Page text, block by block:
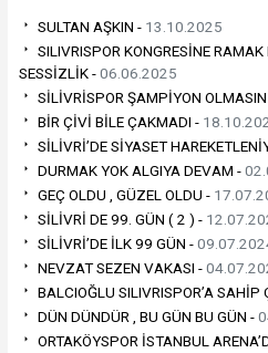
SULTAN AŞKIN - 13.10.2025
SILIVRISPOR KONGRESİNE
SESSİZLİK -06.06.2025
SİLİVRİSPOR ŞAMPİYON
BİR ÇİVİ BİLE ÇAKMADI -
SİLİVRİ’DE SİYASET
DURMAK YOK ALGIYA DEVAM -
GEÇ OLDU , GÜZEL OLDU -
SİLİVRİ DE 99. GÜN ( 2 ) -
SİLİVRİ’DE İLK 99 GÜN -
NEVZAT SEZEN VAKASI -
BALCIOĞLU SILIVRISPOR’A SAHİP
DÜN DÜNDÜR , BU GÜN BU GÜN -
ORTAKÖYSPOR İSTANBUL